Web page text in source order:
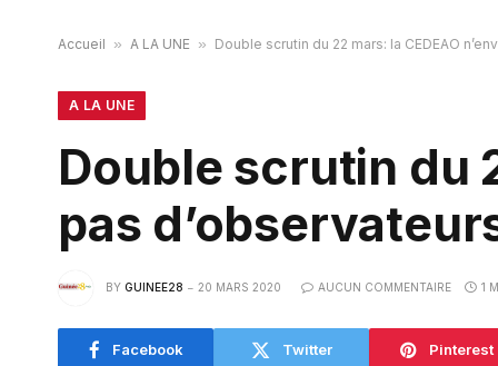
Accueil » A LA UNE » Double scrutin du 22 mars: la CEDEAO
A LA UNE
Double scrutin du
pas
BY GUINEE28 20 MARS 2020 AUCUN COMMENTAIRE 1
Facebook Twitter Pinterest